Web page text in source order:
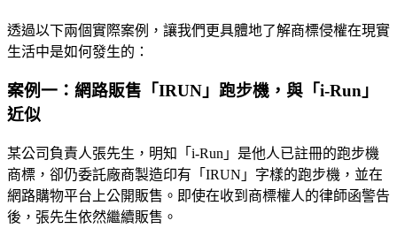
透過以下兩個實際案例，讓我們更具體地了解商標侵權在現實
生活中是如何發生的：
案例一：網路販售「IRUN」跑步機，與「i-Run」
近似
某公司負責人張先生，明知「i-Run」是他人已註冊的跑步機
商標，卻仍委託廠商製造印有「IRUN」字樣的跑步機，並在
網路購物平台上公開販售。即使在收到商標權人的律師函警告
後，張先生依然繼續販售。